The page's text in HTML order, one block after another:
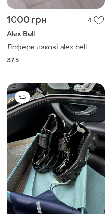
1000 грн 4
Alex Bell
Лофери лакові alex bell
37.5